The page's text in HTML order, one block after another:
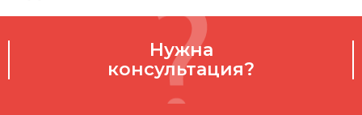
Нужна
консультация?